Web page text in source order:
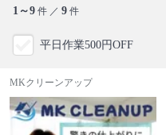
1～9 件 ／ 9 件
平日作業500円OFF
MKクリーンアップ